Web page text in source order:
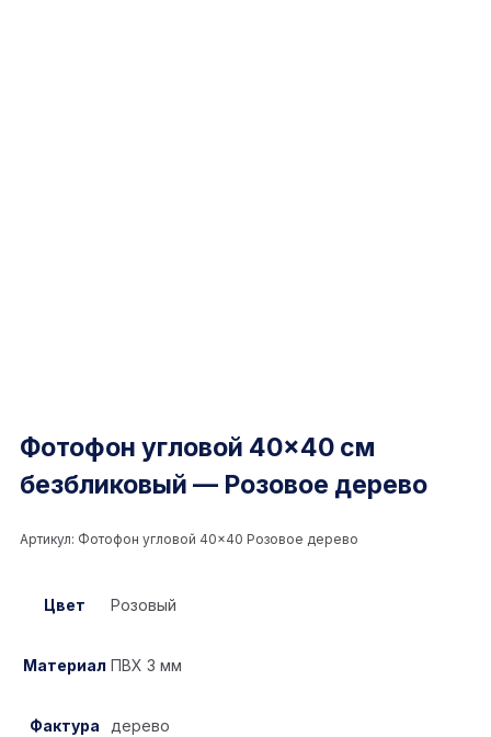
Фотофон угловой 40×40 см
безбликовый — Розовое дерево
Артикул: Фотофон угловой 40×40 Розовое дерево
Цвет Розовый
Материал ПВХ 3 мм
Фактура дерево